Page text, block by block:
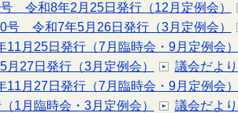
令和8年2月25日発行（12月定例会）
号 令和7年5月26日発行（3月定例会）
月25日発行（7月臨時会・9月定例会）
27日発行（3月定例会）
議会だよ
月27日発行（7月臨時会・9月定例会）
1月臨時会・3月定例会）
議会だよ